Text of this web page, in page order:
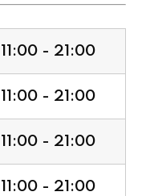
11:00 - 21:00
11:00 - 21:00
11:00 - 21:00
11:00 - 21:00